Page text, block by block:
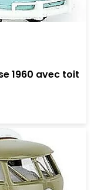
1960 avec toit